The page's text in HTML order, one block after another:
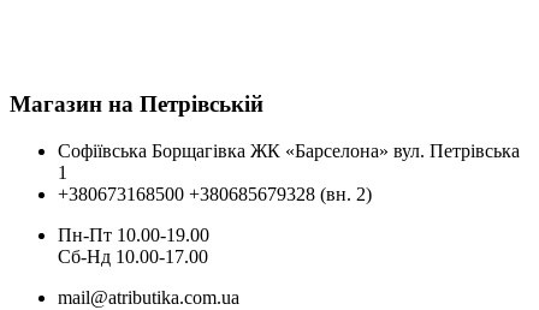
Магазин на Петрівській
Софіївська Борщагівка ЖК «Барселона» вул. Петрівська
1
+380673168500 +380685679328 (вн. 2)
Пн-Пт 10.00-19.00
Cб-Нд 10.00-17.00
mail@atributika.com.ua